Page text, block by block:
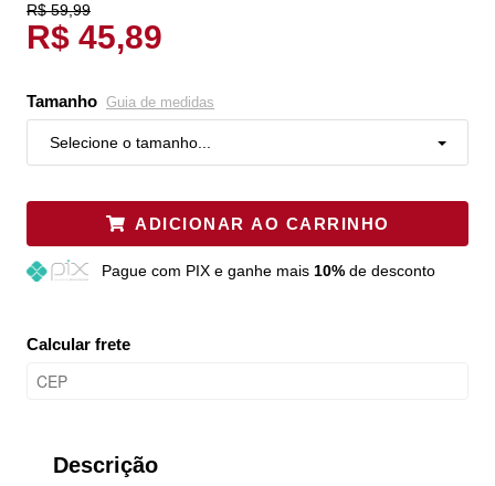
R$ 59,99
R$ 45,89
Tamanho Guia de medidas
Selecione o tamanho...
ADICIONAR AO CARRINHO
Pague com PIX e ganhe mais 10%de desconto
Calcular frete
Descrição